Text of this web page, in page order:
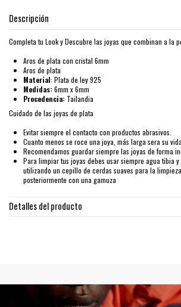
Descripción
Completa tu Look y Descubre las joyas que combinan a la
Aros de plata con cristal 6mm
Aros de plata
Material: Plata de ley 925
Medidas: 6mm x 6mm
Procedencia: Tailandia
Cuidado de las joyas de plata
Evitar siempre el contacto con productos abrasivos.
Cuanto menos se roce una joya, más larga sera su vida.
Recomendamos guardar siempre las joyas de forma
Para limpiar tus joyas debes usar siempre agua tibia y
utilizando un cepillo de cerdas suaves para la
posteriormente con una gamuza
Detalles del producto